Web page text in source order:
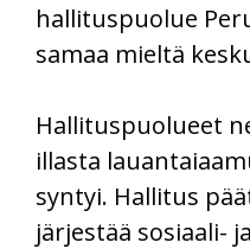
hallituspuolue
samaa mieltä
Hallituspuolueet
illasta
syntyi. Hallitus
järjestää sosiaali-